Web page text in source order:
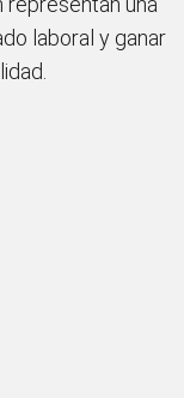
laboral y ganar